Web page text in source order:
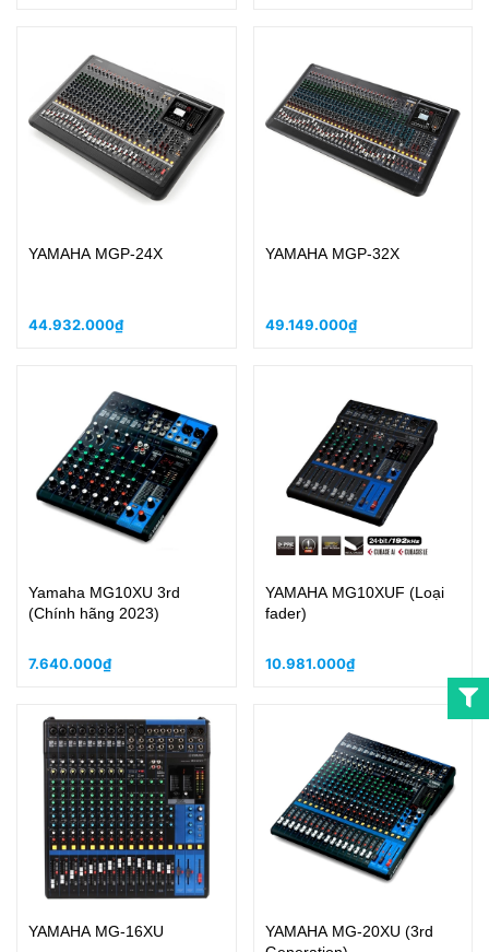
YAMAHA MGP-24X
44.932.000₫
YAMAHA MGP-32X
49.149.000₫
Yamaha MG10XU 3rd
(Chính hãng 2023)
7.640.000₫
YAMAHA MG10XUF (Loại
fader)
10.981.000₫
YAMAHA MG-16XU
YAMAHA MG-20XU (3rd